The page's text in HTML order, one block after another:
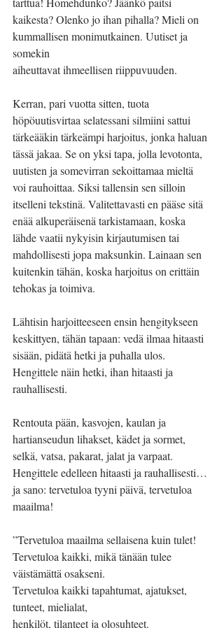
kaikesta? Olenko jo ihan pihalla? Mieli on
kummallisen monimutkainen. Uutiset ja
somekin
aiheuttavat ihmeellisen riippuvuuden.
Kerran, pari vuotta sitten, tuota
höpöuutisvirtaa selatessani silmiini sattui
tärkeääkin tärkeämpi harjoitus, jonka haluan
tässä jakaa. Se on yksi tapa, jolla levotonta,
uutisten ja somevirran sekoittamaa mieltä
voi rauhoittaa. Siksi tallensin sen silloin
itselleni tekstinä. Valitettavasti en pääse sitä
enää alkuperäisenä tarkistamaan, koska
lähde vaatii nykyisin kirjautumisen tai
mahdollisesti jopa maksunkin. Lainaan sen
kuitenkin tähän, koska harjoitus on erittäin
tehokas ja toimiva.
Lähtisin harjoitteeseen ensin hengitykseen
keskittyen, tähän tapaan: vedä ilmaa hitaasti
sisään, pidätä hetki ja puhalla ulos.
Hengittele näin hetki, ihan hitaasti ja
rauhallisesti.
Rentouta pään, kasvojen, kaulan ja
hartianseudun lihakset, kädet ja sormet,
selkä, vatsa, pakarat, jalat ja varpaat.
Hengittele edelleen hitaasti ja rauhallisesti…
ja sano: tervetuloa tyyni päivä, tervetuloa
maailma!
”Tervetuloa maailma sellaisena kuin tulet!
Tervetuloa kaikki, mikä tänään tulee
väistämättä osakseni.
Tervetuloa kaikki tapahtumat, ajatukset,
tunteet, mielialat,
henkilöt, tilanteet ja olosuhteet.